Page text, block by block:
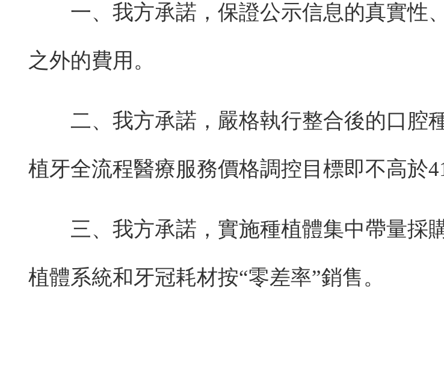
一、我方承諾，保證公示信息的真實性
之外的費用。
二、我方承諾，嚴格執行整合後的口腔
植牙全流程醫療服務價格調控目標即不高於
三、我方承諾，實施種植體集中帶量採
植體系統和牙冠耗材按“零差率”銷售。